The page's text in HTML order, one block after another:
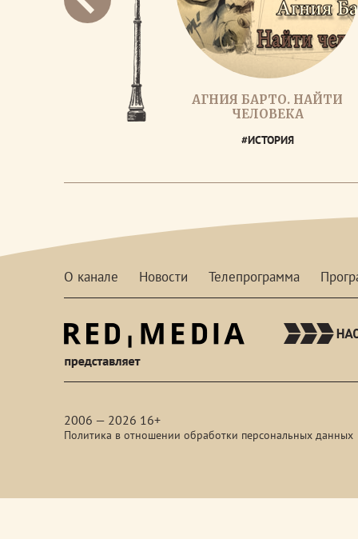
АГНИЯ БАРТО. НАЙТИ
ЧЕЛОВЕКА
#ИСТОРИЯ
О канале Новости Телепрограмма
2006 — 2026 16+
Политика в отношении обработки персональных данных